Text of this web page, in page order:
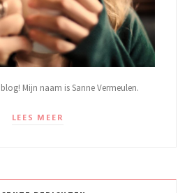
Mijn naam is Sanne Vermeulen.
LEES MEER